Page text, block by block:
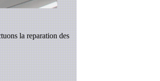
la reparation des